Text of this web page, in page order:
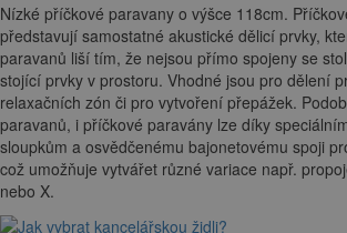
Nízké příčkové paravany o výšce 118cm.
představují samostatné akustické dělicí prvky,
paravanů liší tím, že nejsou přímo spojeny se
stojící prvky v prostoru. Vhodné jsou pro dělení
relaxačních zón či pro vytvoření přepážek.
paravanů, i příčkové paravány lze díky
sloupkům a osvědčenému bajonetovému spoji
což umožňuje vytvářet různé variace např.
nebo X.